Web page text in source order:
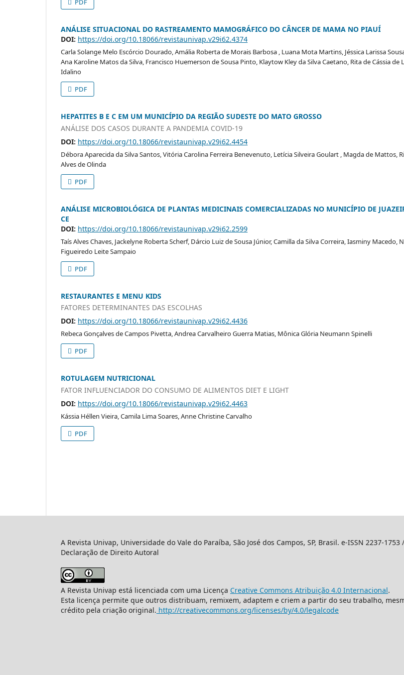
PDF
ANÁLISE SITUACIONAL DO RASTREAMENTO MAMOGRÁFICO DO CÂNCER DE MAMA NO PIAUÍ
DOI: https://doi.org/10.18066/revistaunivap.v29i62.4374
Carla Solange Melo Escórcio Dourado, Amália Roberta de Morais Barbosa , Luana Mota Martins, Jéssica Larissa
Ana Karoline Matos da Silva, Francisco Huemerson de Sousa Pinto, Klaytow Kley da Silva Caetano, Rita de Cássia de
Idalino
PDF
HEPATITES B E C EM UM MUNICÍPIO DA REGIÃO SUDESTE DO MATO GROSSO
ANÁLISE DOS CASOS DURANTE A PANDEMIA COVID-19
DOI: https://doi.org/10.18066/revistaunivap.v29i62.4454
Débora Aparecida da Silva Santos, Vitória Carolina Ferreira Benevenuto, Letícia Silveira Goulart , Magda de Mattos,
Alves de Olinda
PDF
ANÁLISE MICROBIOLÓGICA DE PLANTAS MEDICINAIS COMERCIALIZADAS NO MUNICÍPIO DE
CE
DOI: https://doi.org/10.18066/revistaunivap.v29i62.2599
Taís Alves Chaves, Jackelyne Roberta Scherf, Dárcio Luiz de Sousa Júnior, Camilla da Silva Correira, Iasminy Macedo,
Figueiredo Leite Sampaio
PDF
RESTAURANTES E MENU KIDS
FATORES DETERMINANTES DAS ESCOLHAS
DOI: https://doi.org/10.18066/revistaunivap.v29i62.4436
Rebeca Gonçalves de Campos Pivetta, Andrea Carvalheiro Guerra Matias, Mônica Glória Neumann Spinelli
PDF
ROTULAGEM NUTRICIONAL
FATOR INFLUENCIADOR DO CONSUMO DE ALIMENTOS DIET E LIGHT
DOI: https://doi.org/10.18066/revistaunivap.v29i62.4463
Kássia Héllen Vieira, Camila Lima Soares, Anne Christine Carvalho
PDF
A Revista Univap, Universidade do Vale do Paraíba, São José dos Campos, SP, Brasil. e-ISSN 2237-1753
Declaração de Direito Autoral
A Revista Univap está licenciada com uma Licença Creative Commons Atribuição 4.0 Internacional.
Esta licença permite que outros distribuam, remixem, adaptem e criem a partir do seu trabalho,
crédito pela criação original. http://creativecommons.org/licenses/by/4.0/legalcode